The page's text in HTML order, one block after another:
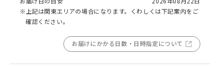
※上記は関東エリアの場合になります。くわしくは下記案内をご
確認ください。
お届けにかかる日数・日時指定について